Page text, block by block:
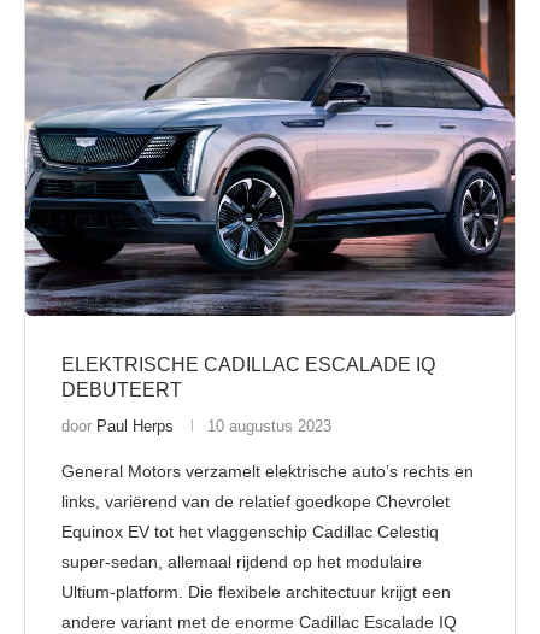
ELEKTRISCHE CADILLAC ESCALADE IQ
DEBUTEERT
door Paul Herps 10 augustus 2023
General Motors verzamelt elektrische auto’s rechts en
links, variërend van de relatief goedkope Chevrolet
Equinox EV tot het vlaggenschip Cadillac Celestiq
super-sedan, allemaal rijdend op het modulaire
Ultium-platform. Die flexibele architectuur krijgt een
andere variant met de enorme Cadillac Escalade IQ